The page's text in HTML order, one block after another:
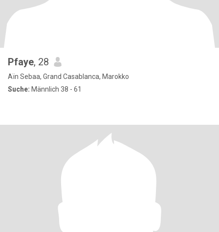
Pfaye, 28
Aïn Sebaa, Grand Casablanca, Marokko
Suche: Männlich 38 - 61